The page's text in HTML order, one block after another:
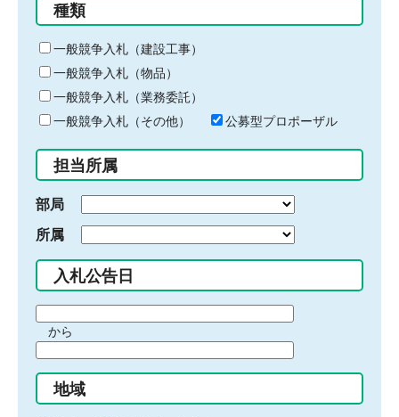
る
キ
ー
ワ
ー
ド
入
力
種類
一般競争入札（建設工事）
一般競争入札（物品）
一般競争入札（業務委託）
一般競争入札（その他）
公募型プロポーザル
担当所属
部局
所属
入札公告日
間
始
り
から
間
終
地域